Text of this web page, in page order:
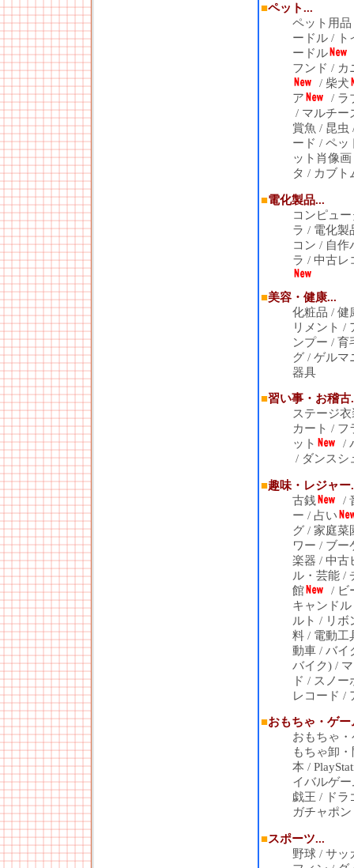
■ペット...
ペット用品
ードル /
ードル
フンド / カ
/ 柴犬
ア
/ ラ
/ マルチー
賞魚 / 昆虫
ード / ペッ
ット肖像画
タ / カブト
■電化製品...
コンピュ
ラ / 電化製
コン / 自作
ラ / 中古レ
■美容・健康...
化粧品 / 健
リメント /
ンプー / 育
グ / ゲルマ
器具
■習い事・お稽古
ステージ衣
カート / フ
ット
/
/ ダンスシ
■趣味・レジャー
古銭
/
ー / 占い
グ / 家庭菜
ワー / ブー
楽器 / 中古
ル・芸能 /
館
/ ビ
キャンドル
ルト / リボ
料 / 電動工
動車 / バイ
バイク) /
ド / スノー
レコード /
■おもちゃ・ゲー
おもちゃ
もちゃ卸
本 /
イバルゲー
戯王 / ド
ガチャポン
■スポーツ...
野球 / サッ